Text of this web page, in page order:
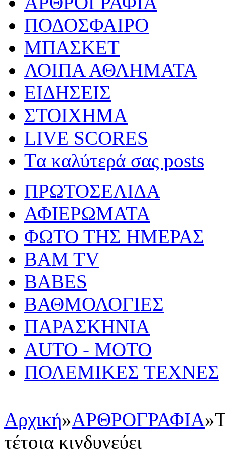
ΠΟΔΟΣΦΑΙΡΟ
ΜΠΑΣΚΕΤ
ΛΟΙΠΑ ΑΘΛΗΜΑΤΑ
ΕΙΔΗΣΕΙΣ
ΣΤΟΙΧΗΜΑ
LIVE SCORES
Tα καλύτερά σας posts
ΠΡΩΤΟΣΕΛΙΔΑ
ΑΦΙΕΡΩΜΑΤΑ
ΦΩΤΟ ΤΗΣ ΗΜΕΡΑΣ
BAM TV
BABES
ΒΑΘΜΟΛΟΓΙΕΣ
ΠΑΡΑΣΚΗΝΙΑ
AUTO - MOTO
ΠΟΛΕΜΙΚΕΣ ΤΕΧΝΕΣ
Αρχική»ΑΡΘΡΟΓΡΑΦΙΑ»
τέτοια κινδυνεύει